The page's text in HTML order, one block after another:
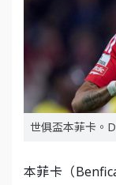
世俱盃本菲卡。
本菲卡（